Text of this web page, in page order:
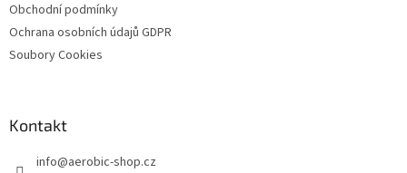
Obchodní podmínky
Ochrana osobních údajů GDPR
Soubory Cookies
Kontakt
info@aerobic-shop.cz